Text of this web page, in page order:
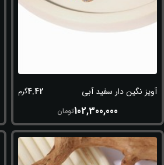
آویز نگین دار سفید آبی 4.42گرم
102,300,000تومان